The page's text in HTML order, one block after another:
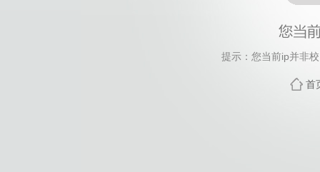
提示：您当前ip并非
首